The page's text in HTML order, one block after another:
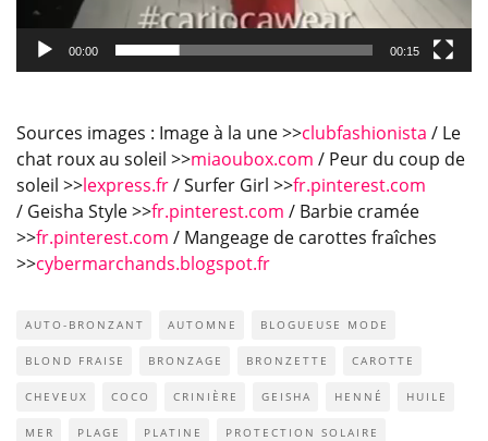
00:00 00:15
Sources images : Image à la une >>clubfashionista / Le
chat roux au soleil >>miaoubox.com / Peur du coup de
soleil >>lexpress.fr/ Surfer Girl >>fr.pinterest.com
/ Geisha Style >>fr.pinterest.com / Barbie cramée
>>fr.pinterest.com / Mangeage de carottes fraîches
>>cybermarchands.blogspot.fr
AUTO-BRONZANT AUTOMNE BLOGUEUSE MODE
BLOND FRAISE BRONZAGE BRONZETTE CAROTTE
CHEVEUX COCO CRINIÈRE GEISHA HENNÉ HUILE
MER PLAGE PLATINE PROTECTION SOLAIRE